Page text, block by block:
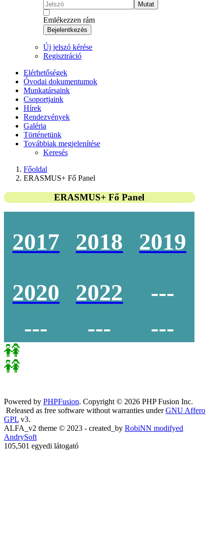
Mutat
Emlékezzen rám
Bejelentkezés
Új jelszó kérése
Regisztráció
Elérhetőségek
Óvodai dokumentumok
Munkatársaink
Csoportjaink
Hírek
Rendezvények
Galéria
Történetünk
Továbbiak megjelenítése
Keresés
Főoldal
ERASMUS+ Fő Panel
ERASMUS+ Fő Panel
2017 2018
2019
2020
2022
---
---
--- ---
Powered by PHPFusion. Copyright © 2026 PHP Fusion Inc.
Released as free software without warranties underGNU Affero
GPL v3.
ALFA_v2 theme © 2023 - created_by RobiNN modifyed
AndrySoft
105,501 egyedi látogató